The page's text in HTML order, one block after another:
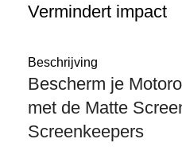
Vermindert impact
Beschrijving
Bescherm je
met de Matte
Screenkeepers